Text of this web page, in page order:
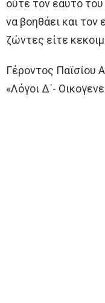
ούτε τον εαυτό
να βοηθάει και τον
ζώντες είτε
Γέροντος Παϊσίου
«Λόγοι Δ΄-